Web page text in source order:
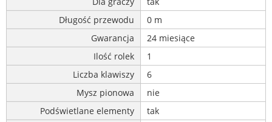
Długość przewodu
0 m
Gwarancja
24 miesiące
Ilość rolek
1
Liczba klawiszy
6
Mysz pionowa
nie
Podświetlane elementy
tak